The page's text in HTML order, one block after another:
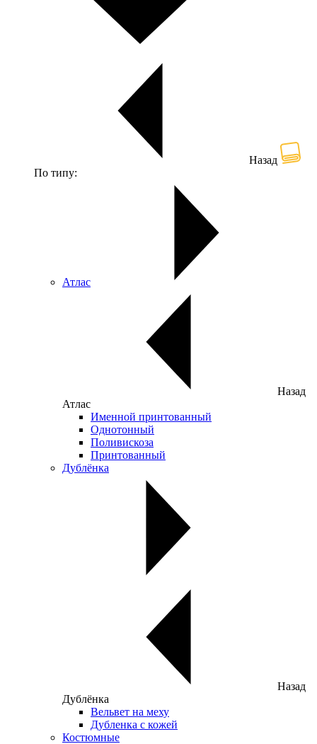
Назад
По типу:
Атлас
Назад
Атлас
Именной принтованный
Однотонный
Поливискоза
Принтованный
Дублёнка
Назад
Дублёнка
Вельвет на меху
Дубленка с кожей
Костюмные